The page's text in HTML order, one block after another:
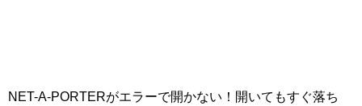
NET-A-PORTERがエラーで開かない！開いてもすぐ落ち